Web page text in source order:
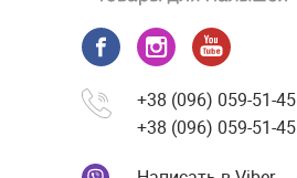
+38 (096) 059-51-45
+38 (096) 059-51-45